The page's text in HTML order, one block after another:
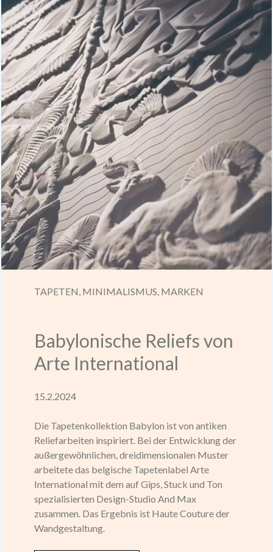
TAPETEN, MINIMALISMUS, MARKEN
Babylonische Reliefs von
Arte International
15.2.2024
Die Tapetenkollektion Babylon ist von antiken
Reliefarbeiten inspiriert. Bei der Entwicklung der
außergewöhnlichen, dreidimensionalen Muster
arbeitete das belgische Tapetenlabel Arte
International mit dem auf Gips, Stuck und Ton
spezialisierten Design-Studio And Max
zusammen. Das Ergebnis ist Haute Couture der
Wandgestaltung.